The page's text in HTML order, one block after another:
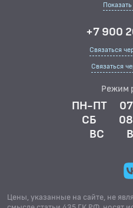
+7 900
Связаться
Связаться
Режим
ПН-ПТ
СБ
ВС
Цены, указанные на сайте, не